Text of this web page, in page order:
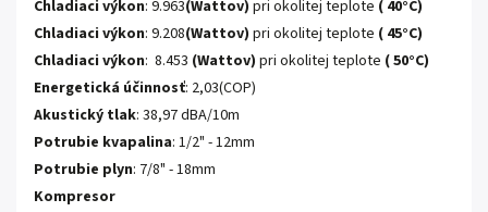
Chladiaci výkon: 9.963(Wattov) pri okolitej teplote ( 40°C)
Chladiaci výkon: 9.208(Wattov) pri okolitej teplote ( 45°C)
Chladiaci výkon: 8.453 (Wattov) pri okolitej teplote ( 50°C)
Energetická účinnosť: 2,03(COP)
Akustický tlak: 38,97 dBA/10m
Potrubie kvapalina: 1/2" - 12mm
Potrubie plyn: 7/8" - 18mm
Kompresor